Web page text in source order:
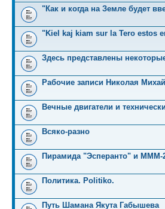
"Как и когда на Земле будет
"Kiel kaj kiam sur la Tero estos
Здесь представлены
Рабочие записи Николая
Вечные двигатели и
Всяко-разно
Пирамида "Эсперанто" и MMM-
Политика. Politiko.
Путь Шамана Якута Габышева